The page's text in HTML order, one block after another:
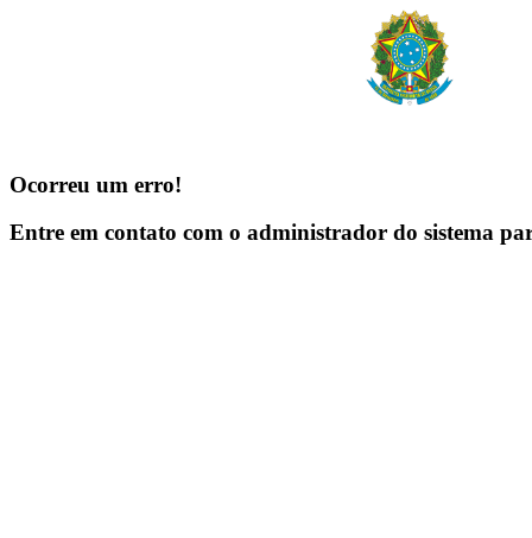
Ocorreu um erro!
Entre em contato com o administrador do sistema